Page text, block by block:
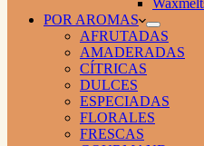
POR AROMAS
AFRUTADAS
AMADERADAS
CÍTRICAS
DULCES
ESPECIADAS
FLORALES
FRESCAS